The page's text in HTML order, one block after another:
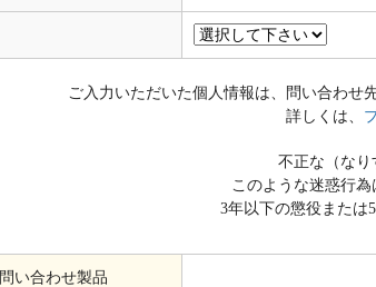
ご入力いただいた個人情報は、問い合わせ
詳しくは、
不正な（なり
このような迷惑行為
3年以下の懲役または
問い合わせ製品